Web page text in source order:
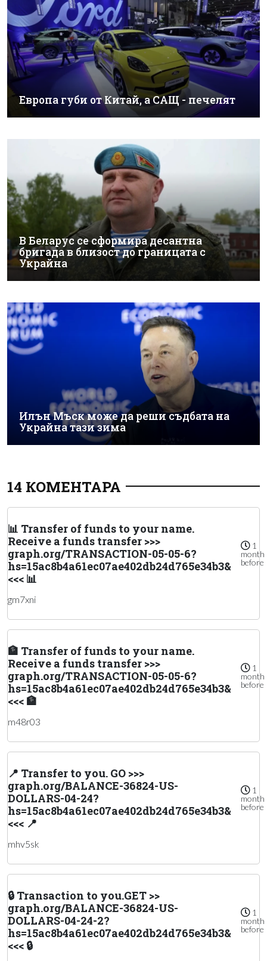
Европа губи от Китай, а САЩ - печелят
В Беларус се сформира десантна
бригада в близост до границата с
Украйна
Илън Мъск може да реши съдбата на
Украйна тази зима
14 КОМЕНТАРА
📊 Transfer of funds to your name.
Receive a funds transfer >>>
graph.org/TRANSACTION-05-05-6?
hs=15ac8b4a61ec07ae402db24d765e34b3&
<<< 📊
1
month
before
gm7xni
🏦 Transfer of funds to your name.
Receive a funds transfer >>>
graph.org/TRANSACTION-05-05-6?
hs=15ac8b4a61ec07ae402db24d765e34b3&
<<< 🏦
1
month
before
m48r03
📍 Transfer to you. GO >>>
graph.org/BALANCE-36824-US-
DOLLARS-04-24?
hs=15ac8b4a61ec07ae402db24d765e34b3&
<<< 📍
1
month
before
mhv5sk
🔒 Transaction to you.GET >>
graph.org/BALANCE-36824-US-
DOLLARS-04-24-2?
hs=15ac8b4a61ec07ae402db24d765e34b3&
<<< 🔒
1
month
before